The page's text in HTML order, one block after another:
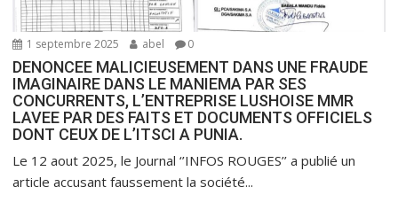
1 septembre 2025 abel 0
DENONCEE MALICIEUSEMENT DANS UNE FRAUDE
IMAGINAIRE DANS LE MANIEMA PAR SES
CONCURRENTS, L’ENTREPRISE LUSHOISE MMR
LAVEE PAR DES FAITS ET DOCUMENTS OFFICIELS
DONT CEUX DE L’ITSCI A PUNIA.
Le 12 aout 2025, le Journal ‘’INFOS ROUGES’’ a publié un
article accusant faussement la société...